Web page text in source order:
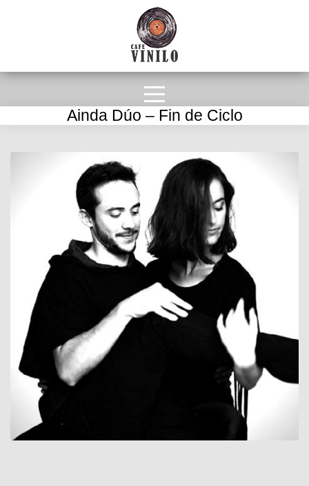
Ainda Dúo – Fin de Ciclo